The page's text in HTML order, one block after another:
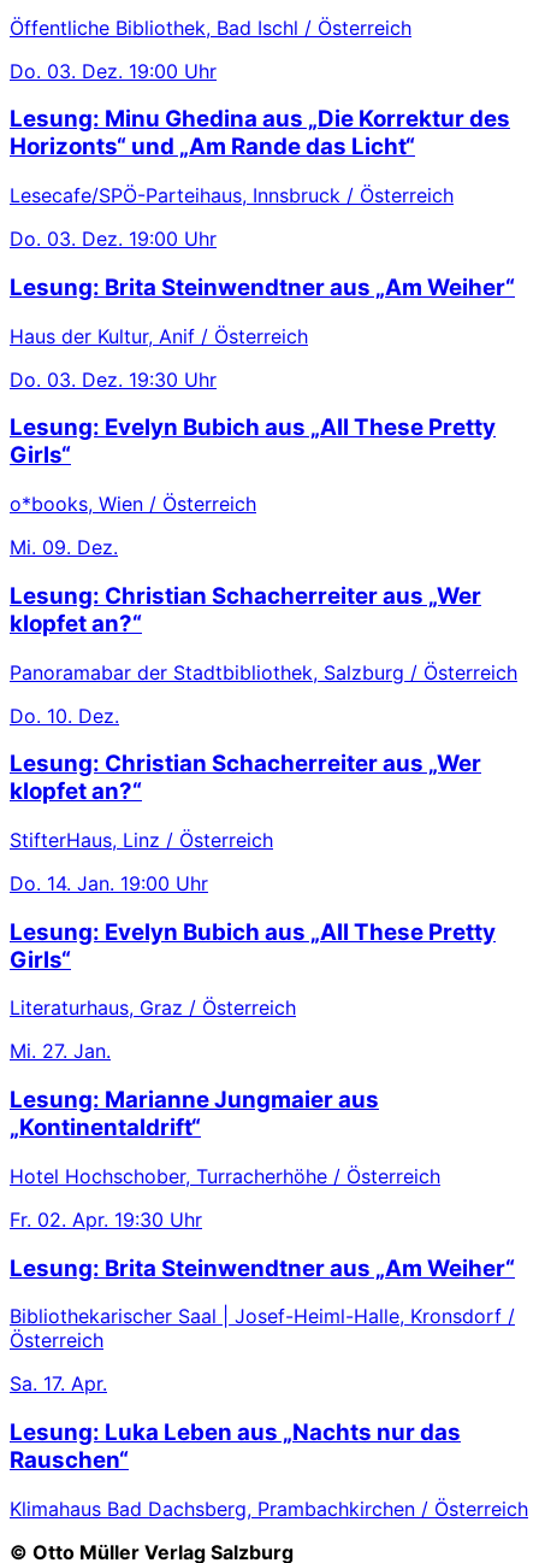
Öffentliche Bibliothek, Bad Ischl / Österreich
Do. 03. Dez. 19:00 Uhr
Lesung: Minu Ghedina aus „Die Korrektur des
Horizonts“ und „Am Rande das Licht“
Lesecafe/SPÖ-Parteihaus, Innsbruck / Österreich
Do. 03. Dez. 19:00 Uhr
Lesung: Brita Steinwendtner aus „Am Weiher“
Haus der Kultur, Anif / Österreich
Do. 03. Dez. 19:30 Uhr
Lesung: Evelyn Bubich aus „All These Pretty
Girls“
o*books, Wien / Österreich
Mi. 09. Dez.
Lesung: Christian Schacherreiter aus „Wer
klopfet an?“
Panoramabar der Stadtbibliothek, Salzburg / Österreich
Do. 10. Dez.
Lesung: Christian Schacherreiter aus „Wer
klopfet an?“
StifterHaus, Linz / Österreich
Do. 14. Jan. 19:00 Uhr
Lesung: Evelyn Bubich aus „All These Pretty
Girls“
Literaturhaus, Graz / Österreich
Mi. 27. Jan.
Lesung: Marianne Jungmaier aus
„Kontinentaldrift“
Hotel Hochschober, Turracherhöhe / Österreich
Fr. 02. Apr. 19:30 Uhr
Lesung: Brita Steinwendtner aus „Am Weiher“
Bibliothekarischer Saal | Josef-Heiml-Halle, Kronsdorf /
Österreich
Sa. 17. Apr.
Lesung: Luka Leben aus „Nachts nur das
Rauschen“
Klimahaus Bad Dachsberg, Prambachkirchen / Österreich
© Otto Müller Verlag Salzburg